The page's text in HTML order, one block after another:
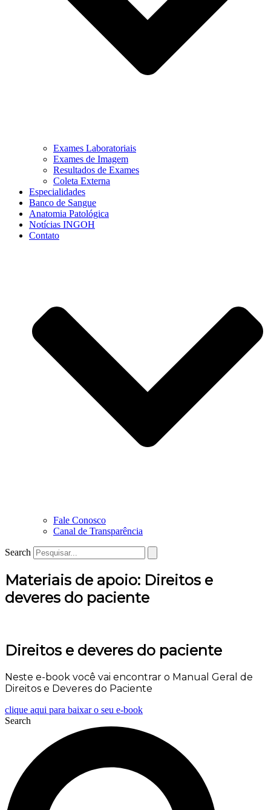
Exames Laboratoriais
Exames de Imagem
Resultados de Exames
Coleta Externa
Especialidades
Banco de Sangue
Anatomia Patológica
Notícias INGOH
Contato
Fale Conosco
Canal de Transparência
Search
Materiais de apoio: Direitos e
deveres do paciente
Direitos e deveres do paciente
Neste e-book você vai encontrar o Manual Geral de
Direitos e Deveres do Paciente
clique aqui para baixar o seu e-book
Search